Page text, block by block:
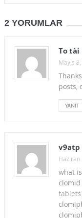
2 YORUMLAR
To tài
Mayıs
posts,
YANIT
v9atp
Haziran
what